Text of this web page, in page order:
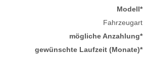
Modell*
Fahrzeugart
mögliche Anzahlung*
gewünschte Laufzeit (Monate)*